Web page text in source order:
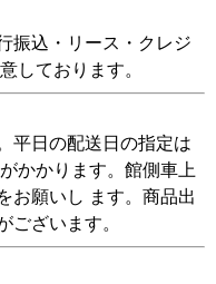
振込・リース・クレジ
しております。
平日の配送日の指定は
かかります。館側車上
お願いし ます。商品出
ざいます。